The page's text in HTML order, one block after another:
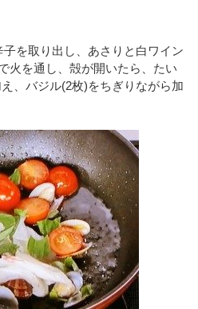
を取り出し、あさりと白ワイン
火を通し、殻が開いたら、たい
、バジル(2枚)をちぎりながら加